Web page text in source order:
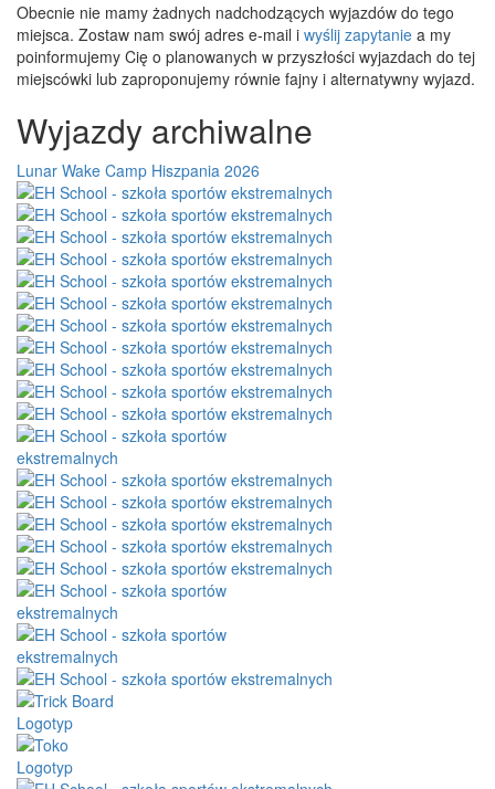
Obecnie nie mamy żadnych nadchodzących wyjazdów do tego
miejsca. Zostaw nam swój adres e-mail i wyślij zapytanie a my
poinformujemy Cię o planowanych w przyszłości wyjazdach do tej
miejscówki lub zaproponujemy równie fajny i alternatywny wyjazd.
Wyjazdy archiwalne
Lunar Wake Camp Hiszpania 2026